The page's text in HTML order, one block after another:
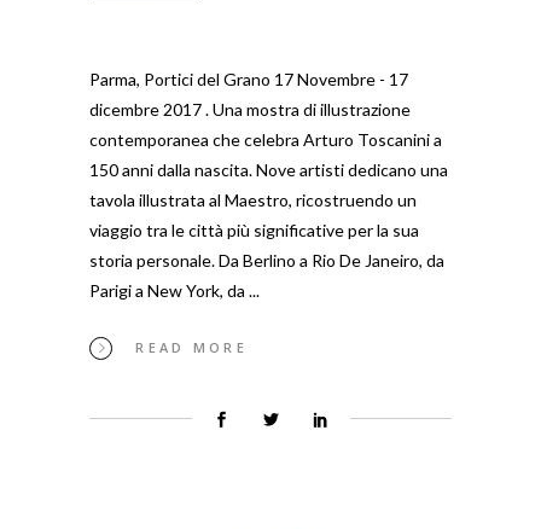
Parma, Portici del Grano 17 Novembre - 17
dicembre 2017 . Una mostra di illustrazione
contemporanea che celebra Arturo Toscanini a
150 anni dalla nascita. Nove artisti dedicano una
tavola illustrata al Maestro, ricostruendo un
viaggio tra le città più significative per la sua
storia personale. Da Berlino a Rio De Janeiro, da
Parigi a New York, da
READ MORE